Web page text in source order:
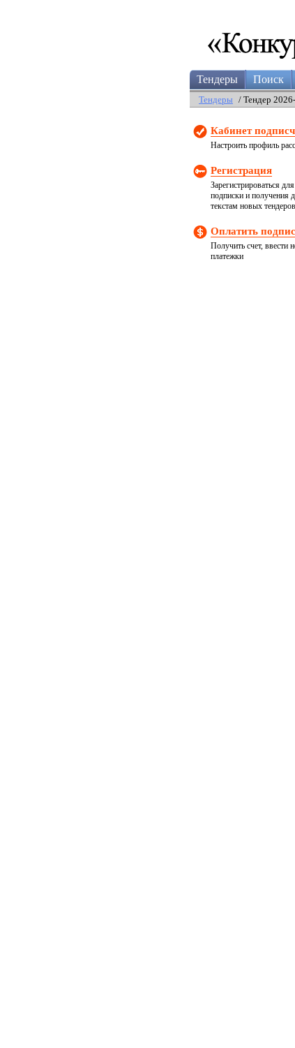
Тендеры Поиск
Тендеры / Тендер
Кабинет
Настроить профиль
Регистрация
Зарегистрироваться
подписки и получения
текстам новых тендеров
Оплатить
Получить счет, ввести
платежки